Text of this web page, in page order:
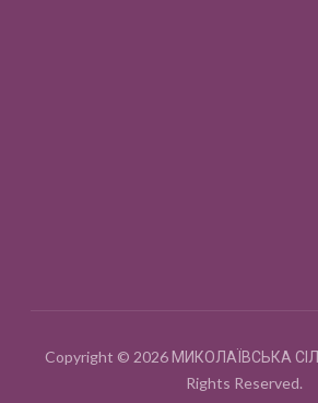
Copyright © 2026 МИКОЛАЇВСЬКА
Rights Reserved.